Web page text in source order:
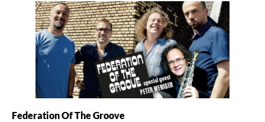
Federation Of The Groove